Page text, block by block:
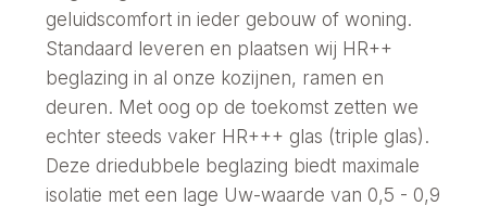
geluidscomfort in ieder gebouw of woning.
Standaard leveren en plaatsen wij HR++
beglazing in al onze kozijnen, ramen en
deuren. Met oog op de toekomst zetten we
echter steeds vaker HR+++ glas (triple glas).
Deze driedubbele beglazing biedt maximale
isolatie met een lage Uw-waarde van 0,5 - 0,9